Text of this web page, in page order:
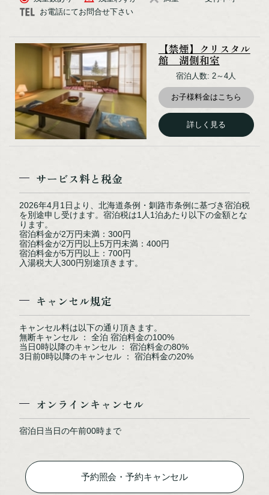
レストランフェリシェ
大浴場
【天空ガーデンスパ】大自然と一体になる極上のスパ体験
お電話にてお問合せ下さい
【禁煙】クリスタル
館 湖側和室
宿泊人数: 2～4人
お子様料金はこちら
詳しく見る
サービス料と税金
2026年4月1日より、北海道条例・釧路市条例に基づき宿泊税
を別途申し受けます。宿泊税は1人1泊あたり以下の金額とな
ります。
宿泊料金が2万円未満：300円
宿泊料金が2万円以上5万円未満：400円
宿泊料金が5万円以上：700円
入湯税大人300円別途頂きます。
キャンセル規定
キャンセル料は以下の通り頂きます。
無断キャンセル ： 全泊 宿泊料金の100%
当日0時以降のキャンセル ： 宿泊料金の80%
3日前0時以降のキャンセル ： 宿泊料金の20%
オンラインキャンセル
宿泊日当日の午前00時まで
予約照会・予約キャンセル